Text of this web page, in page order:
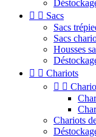
  Sacs
Sacs
Sacs
Housses
  Chariots
 
Chariots